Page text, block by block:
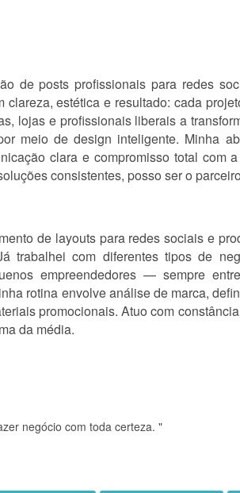
de posts profissionais para redes
estética e resultado: cada
lojas e profissionais liberais a
meio de design inteligente. Minha
clara e compromisso total com
consistentes, posso ser o
de layouts para redes sociais e
trabalhei com diferentes tipos de
empreendedores — sempre
rotina envolve análise de marca,
promocionais. Atuo com
da média.
negócio com toda certeza. "